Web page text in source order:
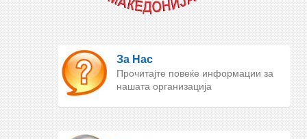
За Нас
Прочитајте повеќе информации за
нашата организација